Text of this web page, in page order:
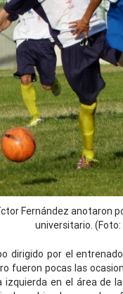
Fernández anotaron
universitario.
dirigido por el
fueron pocas las
en el área de